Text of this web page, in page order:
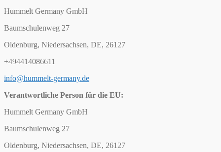
Hummelt Germany GmbH
Baumschulenweg 27
Oldenburg, Niedersachsen, DE, 26127
+494414086611
info@hummelt-germany.de
Verantwortliche Person für die EU:
Hummelt Germany GmbH
Baumschulenweg 27
Oldenburg, Niedersachsen, DE, 26127